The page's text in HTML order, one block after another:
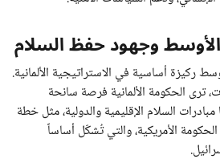
وجهود حفظ السلام
ركيزة أساسية في الاستراتيجية الألمانية.
ترى الحكومة الألمانية فرصة سانحة
السلام الإقليمية والدولية، مثل خطة
الأمريكية، والتي تُشكّل أساساً